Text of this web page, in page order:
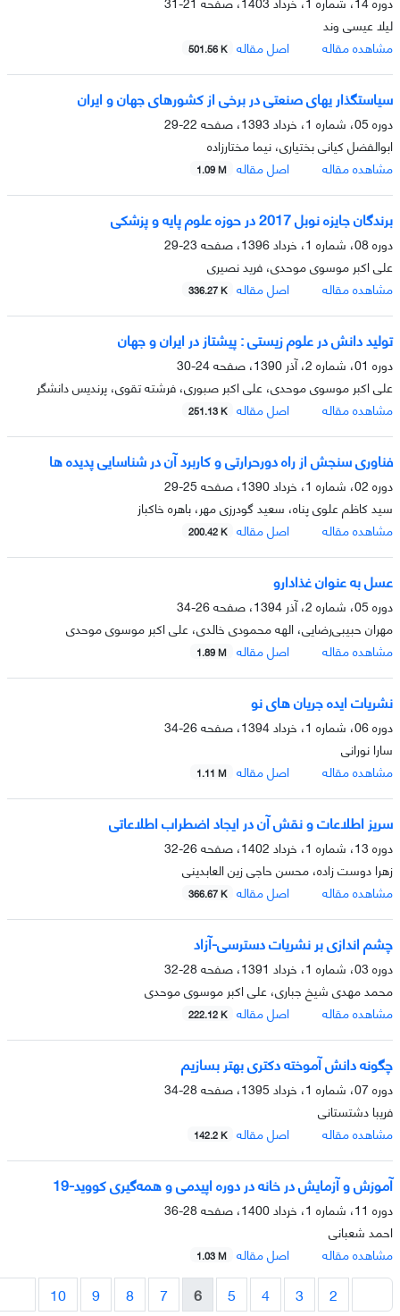
لیلا عیسی وند
مشاهده مقاله
اصل مقاله 501.56 K
سیاستگذار یهای صنعتی در برخی از کشورهای جهان و ایران
دوره 05، شماره 1، خرداد 1393، صفحه
22-29
ابوالفضل کیانی بختیاری، نیما مختارزاده
مشاهده مقاله
اصل مقاله 1.09 M
برندگان جایزه نوبل 2017 در حوزه علوم پایه و پزشکی
دوره 08، شماره 1، خرداد 1396، صفحه
23-29
علی اکبر موسوی موحدی، فرید نصیری
مشاهده مقاله
اصل مقاله 336.27 K
تولید دانش در علوم زیستى : پیشتاز در ایران و جهان
دوره 01، شماره 2، آذر 1390، صفحه
24-30
علی اکبر موسوی موحدی، علی اکبر صبوری، فرشته تقوی، پرندیس دانشگر
مشاهده مقاله
اصل مقاله 251.13 K
فناوری سنجش از راه دورحرارتی و کاربرد آن در شناسایی پدیده ها
دوره 02، شماره 1، خرداد 1390، صفحه
25-29
سید کاظم علوی پناه، سعید گودرزی مهر، باهره خاکباز
مشاهده مقاله
اصل مقاله 200.42 K
عسل به عنوان غذادارو
دوره 05، شماره 2، آذر 1394، صفحه
26-34
مهران حبیبی‌رضایی، الهه محمودی خالدی، علی اکبر موسوی موحدی
مشاهده مقاله
اصل مقاله 1.89 M
نشریات ایده جریان های نو
دوره 06، شماره 1، خرداد 1394، صفحه
26-34
سارا نورانی
مشاهده مقاله
اصل مقاله 1.11 M
سریز اطلاعات و نقش آن در ایجاد اضطراب اطلاعاتی
دوره 13، شماره 1، خرداد 1402، صفحه
26-32
زهرا دوست زاده، محسن حاجی زین العابدینی
مشاهده مقاله
اصل مقاله 366.67 K
چشم اندازی بر نشریات دسترسی-آزاد
دوره 03، شماره 1، خرداد 1391، صفحه
28-32
محمد مهدی شیخ جباری، علی اکبر موسوی موحدی
مشاهده مقاله
اصل مقاله 222.12 K
چگونه دانش آموخته دکتری بهتر بسازیم
دوره 07، شماره 1، خرداد 1395، صفحه
28-34
فریبا دشتستانی
مشاهده مقاله
اصل مقاله 142.2 K
آموزش و آزمایش در خانه در دوره اپیدمی و همه‌گیری کووید-19
دوره 11، شماره 1، خرداد 1400، صفحه
28-36
احمد شعبانی
مشاهده مقاله
اصل مقاله 1.03 M
2
3
4
5
6
7
8
9
10